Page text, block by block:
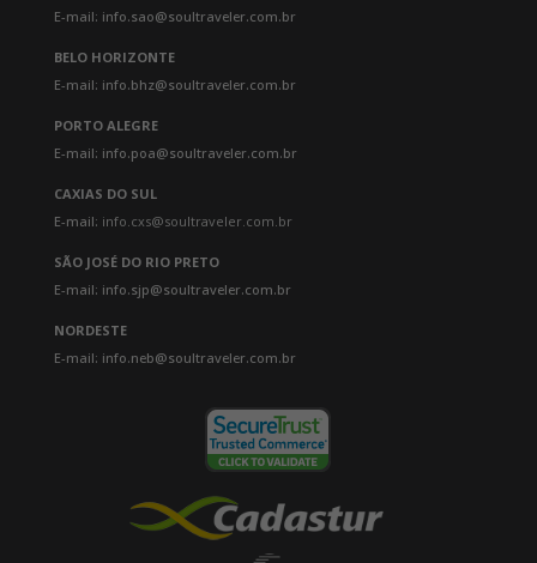
E-mail: info.sao@soultraveler.com.br
BELO HORIZONTE
E-mail: info.bhz@soultraveler.com.br
PORTO ALEGRE
E-mail: info.poa@soultraveler.com.br
CAXIAS DO SUL
E-mail: info.cxs@soultraveler.com.br
SÃO JOSÉ DO RIO PRETO
E-mail: info.sjp@soultraveler.com.br
NORDESTE
E-mail: info.neb@soultraveler.com.br